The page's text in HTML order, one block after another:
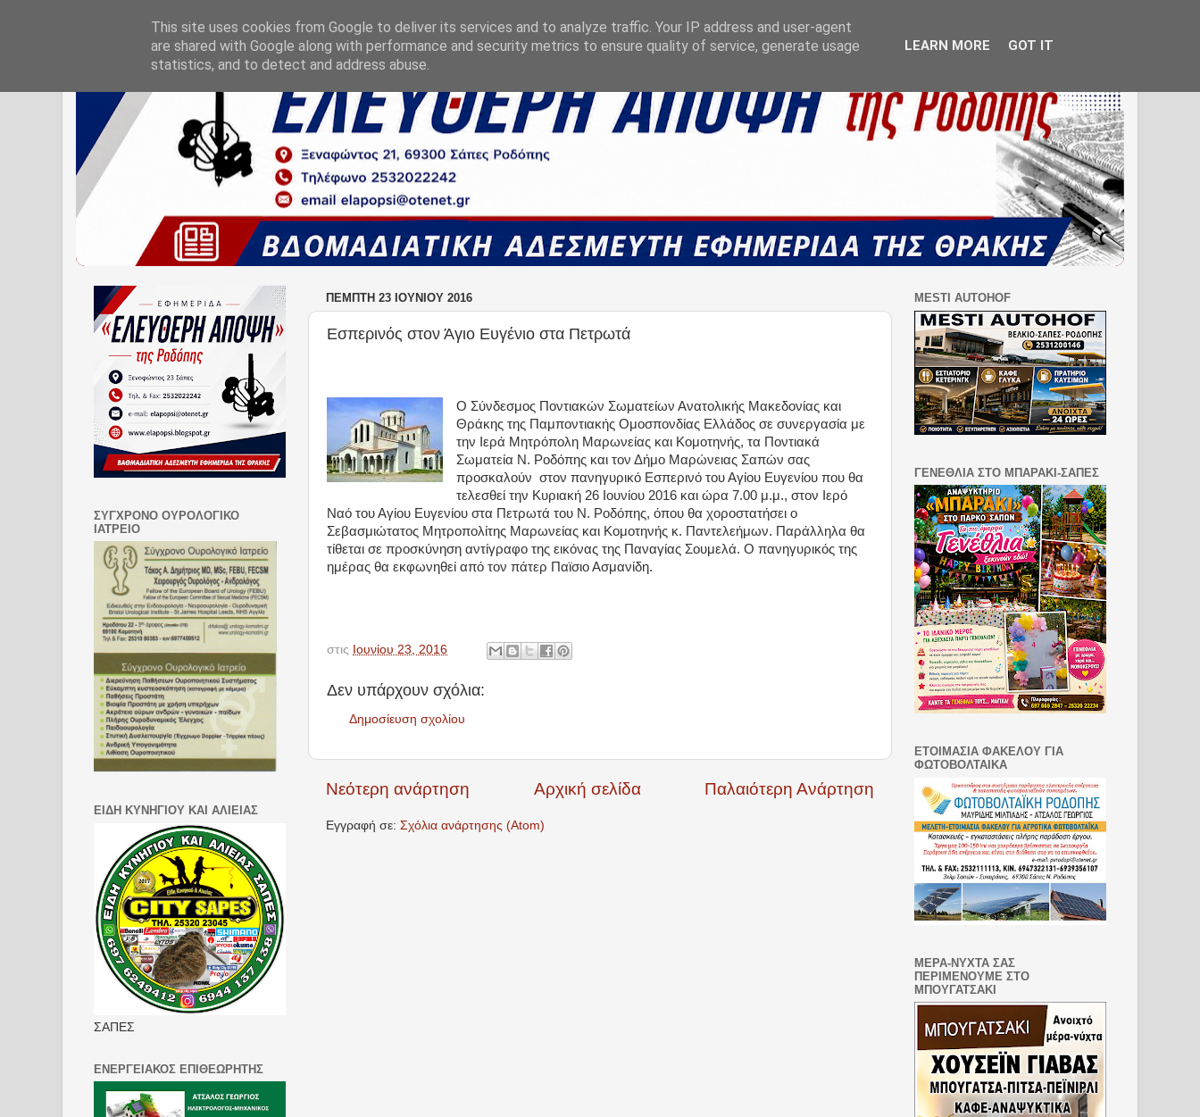
ΠΈΜΠΤΗ 23 ΙΟΥΝΊΟΥ 2016
Εσπερινός στον Άγιο Ευγένιο στα Πετρωτά
Ο Σύνδεσμος Ποντιακών Σωματείων Ανατολικής Μακεδονίας και
Θράκης της Παμποντιακής Ομοσπονδίας Ελλάδος σε συνεργασία με
την Ιερά Μητρόπολη Μαρωνείας και Κομοτηνής, τα Ποντιακά
Σωματεία Ν. Ροδόπης και τον Δήμο Μαρώνειας Σαπών σας
προσκαλούν στον πανηγυρικό Εσπερινό του Αγίου Ευγενίου που θα
τελεσθεί την Κυριακή 26 Ιουνίου 2016 και ώρα 7.00 μ.μ., στον Ιερό
Ναό του Αγίου Ευγενίου στα Πετρωτά του Ν. Ροδόπης, όπου θα χοροστατήσει ο
Σεβασμιώτατος Μητροπολίτης Μαρωνείας και Κομοτηνής κ. Παντελεήμων. Παράλληλα θα
τίθεται σε προσκύνηση αντίγραφο της εικόνας της Παναγίας Σουμελά. Ο πανηγυρικός της
ημέρας θα εκφωνηθεί από τον πάτερ Παϊσιο Ασμανίδη.
στις Ιουνίου 23, 2016
Δεν υπάρχουν σχόλια:
Δημοσίευση σχολίου
Νεότερη ανάρτηση Παλαιότερη Ανάρτηση
Αρχική σελίδα
Εγγραφή σε: Σχόλια ανάρτησης (Atom)
ΣΥΓΧΡΟΝΟ ΟΥΡΟΛΟΓΙΚΟ
ΙΑΤΡΕΙΟ
ΕΙΔΗ ΚΥΝΗΓΙΟΥ ΚΑΙ ΑΛΙΕΙΑΣ
ΣΑΠΕΣ
ΕΝΕΡΓΕΙΑΚΟΣ ΕΠΙΘΕΩΡΗΤΗΣ
MESTI AUTOHOF
ΓΕΝΕΘΛΙΑ ΣΤΟ ΜΠΑΡΑΚΙ-ΣΑΠΕΣ
ΕΤΟΙΜΑΣΙΑ ΦΑΚΕΛΟΥ ΓΙΑ
ΦΩΤΟΒΟΛΤΑΙΚΑ
ΜΕΡΑ-ΝΥΧΤΑ ΣΑΣ
ΠΕΡΙΜΕΝΟΥΜΕ ΣΤΟ
ΜΠΟΥΓΑΤΣΑΚΙ
This site uses cookies from Google to deliver its services and to analyze traffic. Your IP address and user-agent
are shared with Google along with performance and security metrics to ensure quality of service, generate usage
statistics, and to detect and address abuse.
LEARN MORE GOT IT